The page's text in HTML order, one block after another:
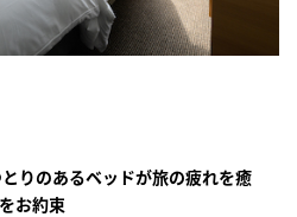
りのあるベッドが旅の疲れを癒
お約束